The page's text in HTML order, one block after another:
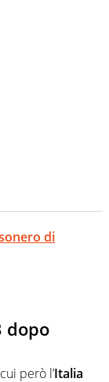
di
dopo
però l’Italia